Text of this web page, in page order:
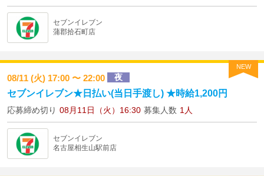
セブンイレブン
蒲郡拾石町店
NEW
08/11 (火) 17:00 〜 22:00 夜
セブンイレブン★日払い(当日手渡し) ★時給1,200円
応募締め切り 08月11日（火）16:30 募集人数 1人
セブンイレブン
名古屋相生山駅前店